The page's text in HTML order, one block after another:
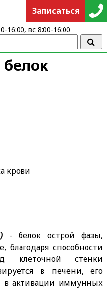
крови
- белок острой фазы,
благодаря способности
клеточной стенки
в печени, его
в активации иммунных
Записаться
16:00, вс 8:00-16:00